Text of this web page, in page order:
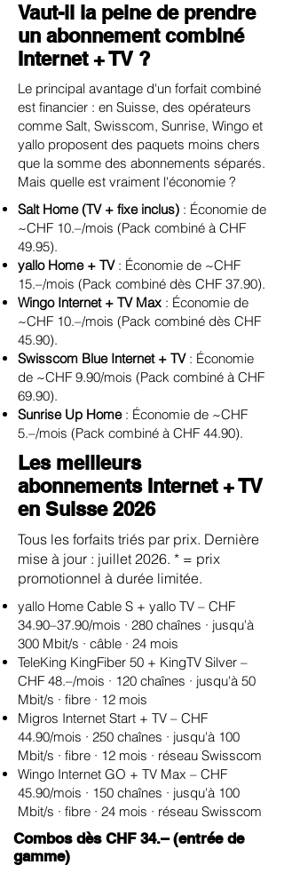
Vaut-il la peine de prendre
un abonnement combiné
Internet + TV ?
Le principal avantage d'un forfait combiné
est financier : en Suisse, des opérateurs
comme Salt, Swisscom, Sunrise, Wingo et
yallo proposent des paquets moins chers
que la somme des abonnements séparés.
Mais quelle est vraiment l'économie ?
Salt Home (TV + fixe inclus) : Économie de
~CHF 10.–/mois (Pack combiné à CHF
49.95).
yallo Home + TV: Économie de ~CHF
15.–/mois (Pack combiné dès CHF 37.90).
Wingo Internet + TV Max : Économie de
~CHF 10.–/mois (Pack combiné dès CHF
45.90).
Swisscom Blue Internet + TV: Économie
de ~CHF 9.90/mois (Pack combiné à CHF
69.90).
Sunrise Up Home : Économie de ~CHF
5.–/mois (Pack combiné à CHF 44.90).
Les meilleurs
abonnements Internet + TV
en Suisse 2026
Tous les forfaits triés par prix. Dernière
mise à jour : juillet 2026. * = prix
promotionnel à durée limitée.
yallo Home Cable S + yallo TV – CHF
34.90–37.90/mois · 280 chaînes · jusqu'à
300 Mbit/s · câble · 24 mois
TeleKing KingFiber 50 + KingTV Silver –
CHF 48.–/mois · 120 chaînes · jusqu'à 50
Mbit/s · fibre · 12 mois
Migros Internet Start + TV – CHF
44.90/mois · 250 chaînes · jusqu'à 100
Mbit/s · fibre · 12 mois · réseau Swisscom
Wingo Internet GO + TV Max – CHF
45.90/mois · 150 chaînes · jusqu'à 100
Mbit/s · fibre · 24 mois · réseau Swisscom
Combos dès CHF 34.– (entrée de
gamme)